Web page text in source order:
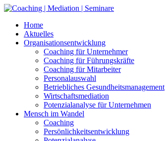
Skip
contentHome
Aktuelles
Organisationsentwicklung
Coaching für Unternehmer
Coaching für Führungskräfte
Coaching für Mitarbeiter
Personalauswahl
Betriebliches Gesundheitsmanagement
Wirtschaftsmediation
Potenzialanalyse für Unternehmen
Mensch im Wandel
Coaching
Persönlichkeitsentwicklung